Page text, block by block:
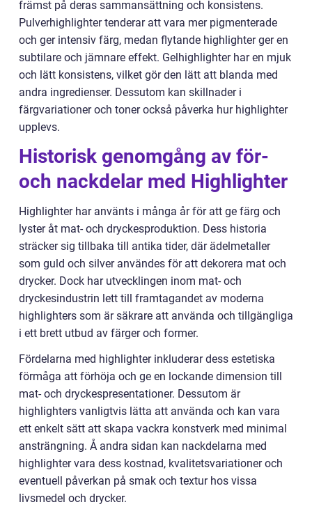
främst på deras sammansättning och konsistens.
Pulverhighlighter tenderar att vara mer pigmenterade
och ger intensiv färg, medan flytande highlighter ger en
subtilare och jämnare effekt. Gelhighlighter har en mjuk
och lätt konsistens, vilket gör den lätt att blanda med
andra ingredienser. Dessutom kan skillnader i
färgvariationer och toner också påverka hur highlighter
upplevs.
Historisk genomgång av för-
och nackdelar med Highlighter
Highlighter har använts i många år för att ge färg och
lyster åt mat- och dryckesproduktion. Dess historia
sträcker sig tillbaka till antika tider, där ädelmetaller
som guld och silver användes för att dekorera mat och
drycker. Dock har utvecklingen inom mat- och
dryckesindustrin lett till framtagandet av moderna
highlighters som är säkrare att använda och tillgängliga
i ett brett utbud av färger och former.
Fördelarna med highlighter inkluderar dess estetiska
förmåga att förhöja och ge en lockande dimension till
mat- och dryckespresentationer. Dessutom är
highlighters vanligtvis lätta att använda och kan vara
ett enkelt sätt att skapa vackra konstverk med minimal
ansträngning. Å andra sidan kan nackdelarna med
highlighter vara dess kostnad, kvalitetsvariationer och
eventuell påverkan på smak och textur hos vissa
livsmedel och drycker.